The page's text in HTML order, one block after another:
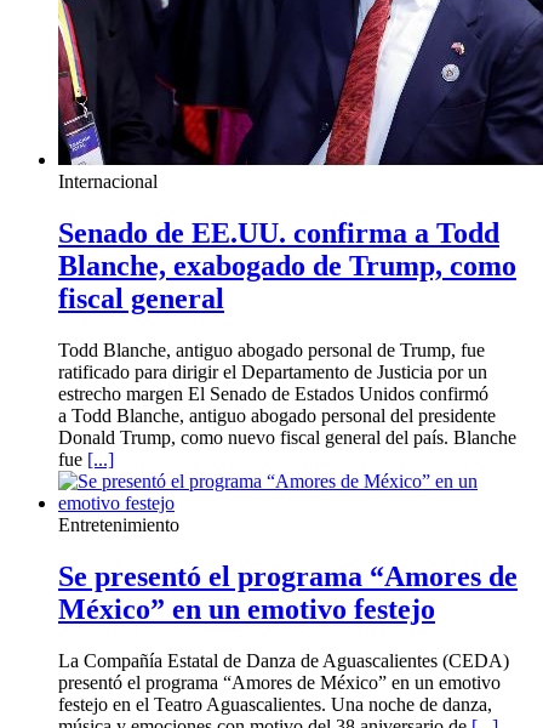
Internacional
Senado de EE.UU. confirma a Todd
Blanche, exabogado de Trump, como
fiscal general
Todd Blanche, antiguo abogado personal de Trump, fue
ratificado para dirigir el Departamento de Justicia por un
estrecho margen El Senado de Estados Unidos confirmó
a Todd Blanche, antiguo abogado personal del presidente
Donald Trump, como nuevo fiscal general del país. Blanche
fue [...]
Entretenimiento
Se presentó el programa “Amores de
México” en un emotivo festejo
La Compañía Estatal de Danza de Aguascalientes (CEDA)
presentó el programa “Amores de México” en un emotivo
festejo en el Teatro Aguascalientes. Una noche de danza,